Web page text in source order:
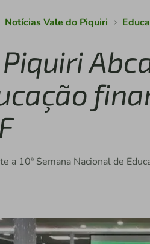
Notícias Vale do Piquiri
a 10ª Semana Nacional de